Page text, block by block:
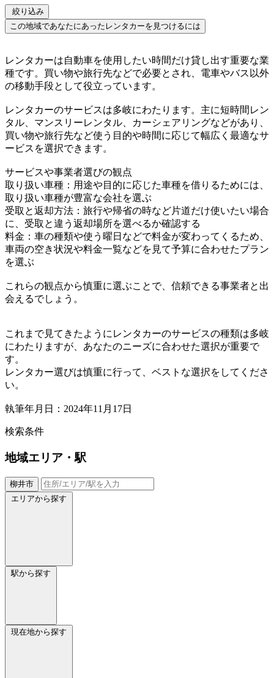
絞り込み
この地域であなたにあったレンタカーを見つけるには
レンタカーは自動車を使用したい時間だけ貸し出す重要な業
種です。買い物や旅行先などで必要とされ、電車やバス以外
の移動手段として役立っています。
レンタカーのサービスは多岐にわたります。主に短時間レン
タル、マンスリーレンタル、カーシェアリングなどがあり、
買い物や旅行先など使う目的や時間に応じて幅広く最適なサ
ービスを選択できます。
サービスや事業者選びの観点
取り扱い車種：用途や目的に応じた車種を借りるためには、
取り扱い車種が豊富な会社を選ぶ
受取と返却方法：旅行や帰省の時など片道だけ使いたい場合
に、受取と違う返却場所を選べるか確認する
料金：車の種類や使う曜日などで料金が変わってくるため、
車両の空き状況や料金一覧などを見て予算に合わせたプラン
を選ぶ
これらの観点から慎重に選ぶことで、信頼できる事業者と出
会えるでしょう。
これまで見てきたようにレンタカーのサービスの種類は多岐
にわたりますが、あなたのニーズに合わせた選択が重要で
す。
レンタカー選びは慎重に行って、ベストな選択をしてくださ
い。
執筆年月日：2024年11月17日
検索条件
地域エリア・駅
柳井市
エリアから探す
駅から探す
現在地から探す